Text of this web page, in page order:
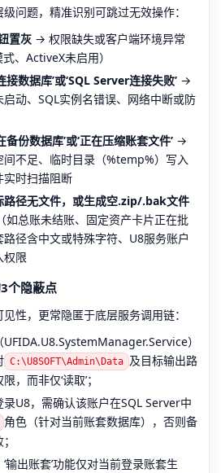
问题，精准识别可跳过无效操作：
置灰 → 权限缺失或客户端环境异常
式、ActiveX未启用）
接数据库’或‘SQL Server连接失败’ →
动、SQL实例名错误、网络中断或防
备份数据库’或‘正在压缩账套文件’ →
间不足、临时目录（%temp%）写入
实时扫描阻断
路径无文件，或生成空.zip/.bak文件
总账未结账、固定资产卡片正在批
径含中文或特殊字符、U8服务账户
权限
个隐蔽点
性，更常隐匿于底层服务调用链：
）
C:\U8SOFT\Admin\Data 及目标输出路
，而非仅‘读取’；
U8，需确认该账户在SQL Server中
角色（针对当前账套数据库），否则备
输出账套’功能仅对当前登录账套生